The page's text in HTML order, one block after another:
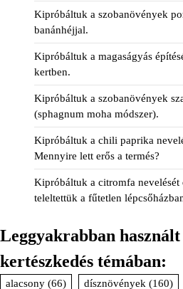
Kipróbáltuk a szobanövények
banánhéjjal.
Kipróbáltuk a magaságyás
kertben.
Kipróbáltuk a szobanövények
(sphagnum moha módszer).
Kipróbáltuk a chili paprika
Mennyire lett erős a termés?
Kipróbáltuk a citromfa nevelését
teleltettük a fűtetlen
Leggyakrabban
kertészkedés témában:
alacsony (66) dísznövények (160)